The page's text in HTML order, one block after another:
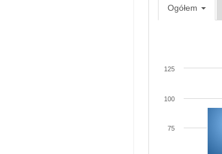
Ogółem
75
100
125